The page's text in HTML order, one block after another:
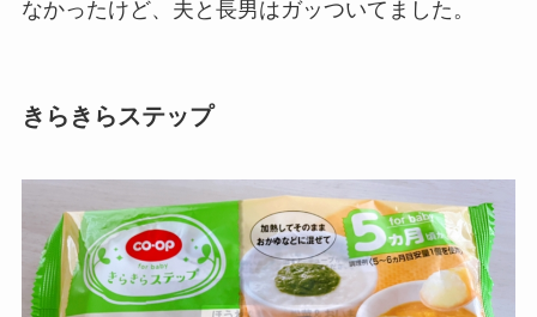
なかったけど、夫と長男はガッついてました。
きらきらステップ